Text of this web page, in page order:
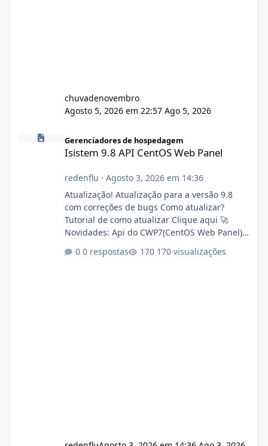
chuvadenovembro
Agosto 5, 2026 em 22:57 Ago 5, 2026
Isistem 9.8 API CentOS Web Panel
Gerenciadores de hospedagem
Isistem 9.8 API CentOS Web Panel
redenflu · Agosto 3, 2026 em 14:36
Atualização! Atualização para a versão 9.8
com correções de bugs Como atualizar?
Tutorial de como atualizar Clique aqui 🚀
Novidades: Api do CWP7(CentOS Web Panel)
autorizado a usasr o isistem:
0 respostas 170 visualizações